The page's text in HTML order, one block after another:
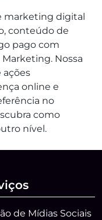
marketing digital
conteúdo de
pago com
Nossa
ações
online e
no
como
nível.
de Mídias Sociais